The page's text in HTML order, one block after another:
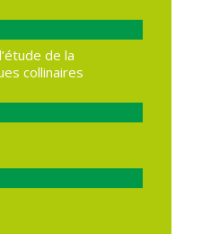
de la
collinaires